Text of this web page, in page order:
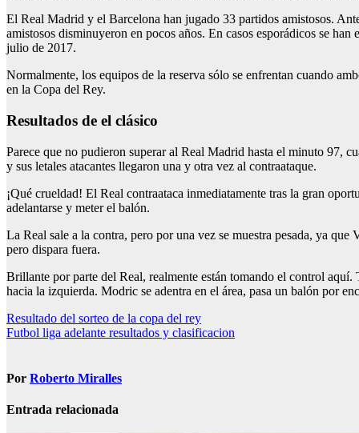
El Real Madrid y el Barcelona han jugado 33 partidos amistosos.
amistosos disminuyeron en pocos años. En casos esporádicos se
julio de 2017.
Normalmente, los equipos de la reserva sólo se enfrentan cuando
en la Copa del Rey.
resultados de el clásico
Parece que no pudieron superar al Real Madrid hasta el minuto 97,
y sus letales atacantes llegaron una y otra vez al contraataque.
¡Qué crueldad! El Real contraataca inmediatamente tras la gran
adelantarse y meter el balón.
La Real sale a la contra, pero por una vez se muestra pesada, ya
pero dispara fuera.
Brillante por parte del Real, realmente están tomando el control
hacia la izquierda. Modric se adentra en el área, pasa un balón por
Navegación
de
Resultado del sorteo de la copa del rey
Futbol liga adelante resultados y clasificacion
Por Roberto Miralles
Entrada relacionada